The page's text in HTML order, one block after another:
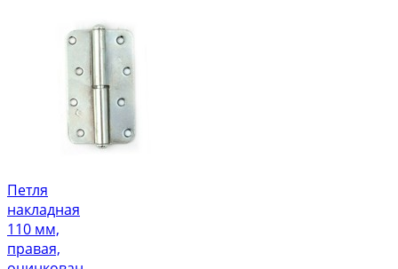
Петля
накладная
110 мм,
правая,